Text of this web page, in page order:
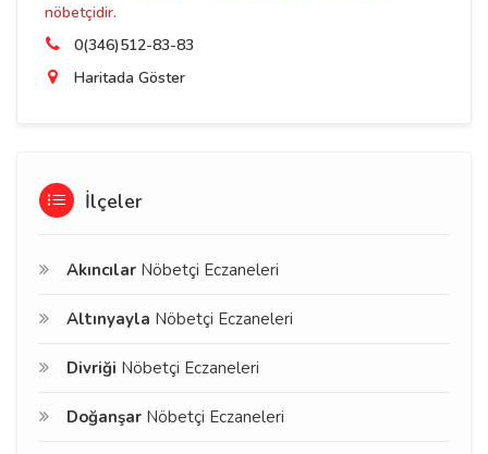
nöbetçidir.
0(346)512-83-83
Haritada Göster
İlçeler
Akıncılar Nöbetçi Eczaneleri
Altınyayla Nöbetçi Eczaneleri
Divriği Nöbetçi Eczaneleri
Doğanşar Nöbetçi Eczaneleri